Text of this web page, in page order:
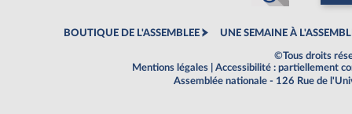
BOUTIQUE DE L'ASSEMBLEE UNE SEMAINE À
©Tous droits
Mentions légales
Accessibilité : partiellement
Assemblée nationale - 126 Rue de